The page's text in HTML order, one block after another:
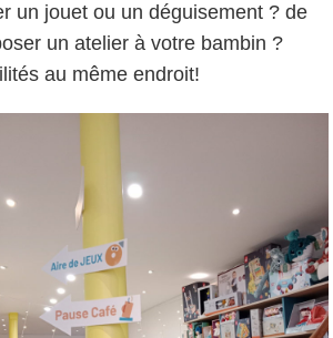
un jouet ou un déguisement ? de
un atelier à votre bambin ?
au même endroit!